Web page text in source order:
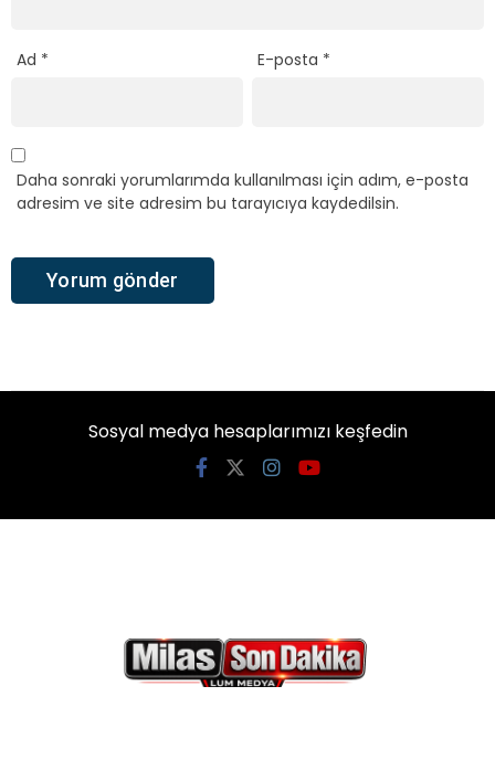
Ad * E-posta *
Daha sonraki yorumlarımda kullanılması için adım, e-posta
adresim ve site adresim bu tarayıcıya kaydedilsin.
Sosyal medya hesaplarımızı keşfedin